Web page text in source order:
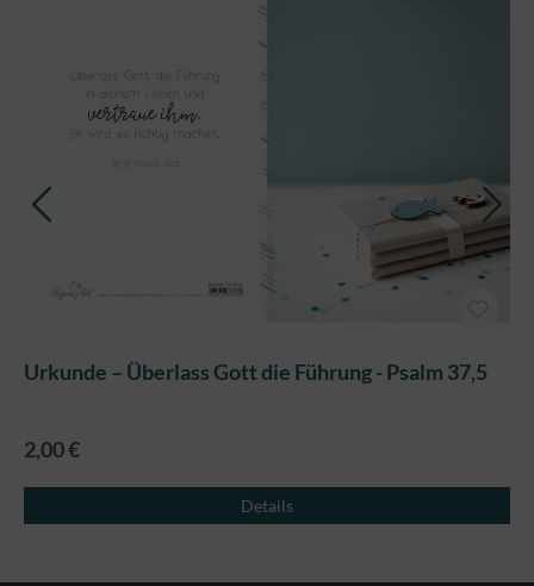
Urkunde – Überlass Gott die Führung - Psalm 37,5
2,00 €
Details